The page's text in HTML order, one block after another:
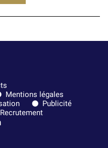
Mentions légales
Publicité
Recrutement